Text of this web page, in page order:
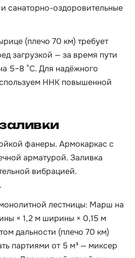
санаторно-оздоровительные
(плечо 70 км) требует
загрузкой — за время пути
5–8 °C. Для надёжного
ННК повышенной
фанеры. Армокаркас с
арматурой. Заливка
вибрацией.
лестницы: Марш на
× 1,2 м ширины × 0,15 м
дальности (плечо 70 км)
партиями от 5 м³ — миксер